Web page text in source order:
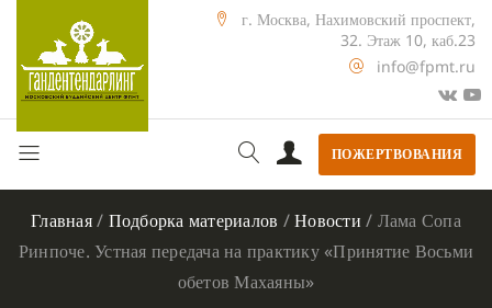
г. Москва, Нахимовский проспект,
32. Этаж 10, каб.23
info@fpmt.ru
ПОЖЕРТВОВАНИЯ
Главная/ Подборка материалов /Новости / Лама Сопа
Ринпоче. Устная передача на практику «Принятие Восьми
обетов Махаяны»